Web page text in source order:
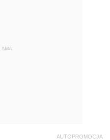
AUTOPROMOCJA